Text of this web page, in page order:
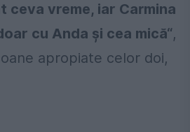
ceva vreme, iar Carmina
cu Anda şi cea mică“,
apropiate celor doi,